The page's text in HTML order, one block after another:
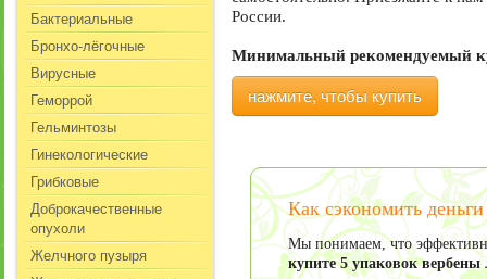
Бактериальные
Бронхо-лёгочные
Вирусные
Геморрой
Гельминтозы
Гинекологические
Грибковые
Доброкачественные
опухоли
Желчного пузыря
России.
Минимальный рекомендуемый
нажмите, чтобы купить
Как сэкономить
Мы понимаем, что
купите 5 упаковок